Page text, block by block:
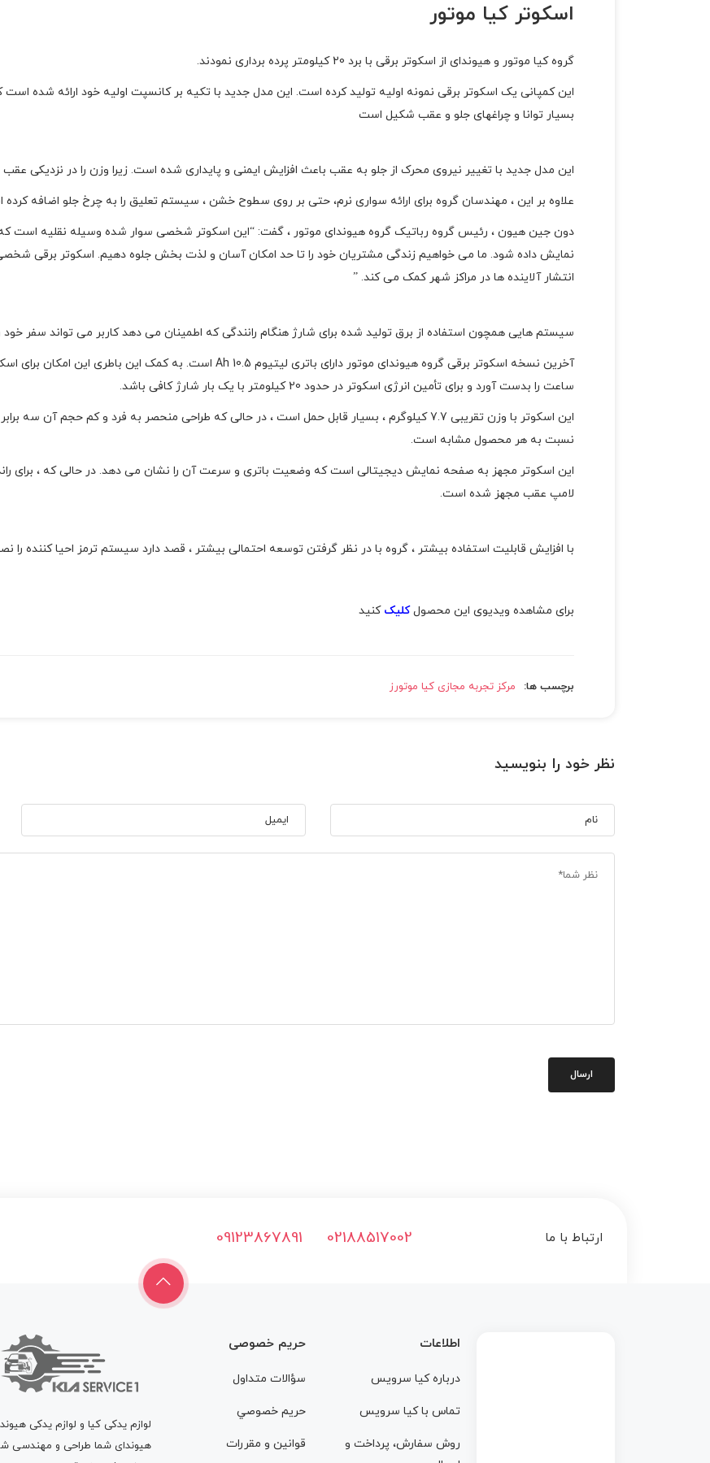
اسکوتر کیا موتور
گروه کیا موتور و هیوندای از اسکوتر برقی با برد 20 کیلومتر پرده برداری نمودند.
این کمپانی یک اسکوتر برقی نمونه اولیه تولید کرده است. این مدل جدید با تکیه بر کانسپت اولیه خود ارائه شده
بسیار توانا و چراغهای جلو و عقب شکیل است
این مدل جدید با تغییر نیروی محرک از جلو به عقب باعث افزایش ایمنی و پایداری شده است. زیرا وزن را در نزدیکی عقب
علاوه بر این ، مهندسان گروه برای ارائه سواری نرم، حتی بر روی سطوح خشن ، سیستم تعلیق را به چرخ جلو اضافه کرده
دون جین هیون ، رئیس گروه رباتیک گروه هیوندای موتور ، گفت: “این اسکوتر شخصی سوار شده وسیله نقلیه است که
نمایش داده شود. ما می خواهیم زندگی مشتریان خود را تا حد امکان آسان و لذت بخش جلوه دهیم. اسکوتر برقی
انتشار آلاینده ها در مراکز شهر کمک می کند. ”
سیستم هایی همچون استفاده از برق تولید شده برای شارژ هنگام رانندگی که اطمینان می دهد کاربر می تواند سفر خود
ساعت را بدست آورد و برای تأمین انرژی اسکوتر در حدود 20 کیلومتر با یک بار شارژ کافی باشد.
این اسکوتر با وزن تقریبی 7.7 کیلوگرم ، بسیار قابل حمل است ، در حالی که طراحی منحصر به فرد و کم
نسبت به هر محصول مشابه است.
این اسکوتر مجهز به صفحه نمایش دیجیتالی است که وضعیت باتری و سرعت آن را نشان می دهد. در حالی که ، برای
لامپ عقب مجهز شده است.
با افزایش قابلیت استفاده بیشتر ، گروه با در نظر گرفتن توسعه احتمالی بیشتر ، قصد دارد سیستم ترمز احیا کننده را نصب کند تا 7٪ دامنه آن را
برای مشاهده ویدیوی این محصولکلیک کنید
برچسب ها: مرکز تجربه مجازی کیا موتورز
نظر خود را بنویسید
ارسال
ارتباط با ما 09123867891 02188517002
اطلاعات
درباره کيا سرويس
تماس با کيا سرويس
روش سفارش، پرداخت و
حریم خصوصی
سؤالات متداول
حريم خصوصي
قوانين و مقررات
لوازم یدکی کیا و لوازم یدکی
هیوندای شما طراحی و مهندسی شده